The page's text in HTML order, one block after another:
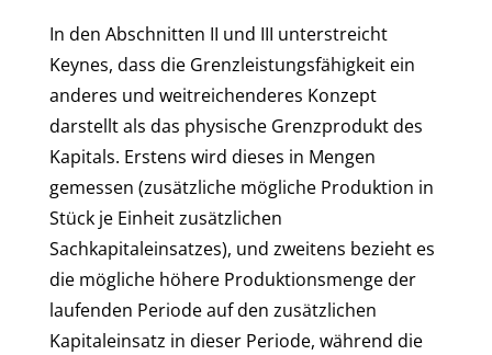
In den Abschnitten II und III unterstreicht
Keynes, dass die Grenzleistungsfähigkeit ein
anderes und weitreichenderes Konzept
darstellt als das physische Grenzprodukt des
Kapitals. Erstens wird dieses in Mengen
gemessen (zusätzliche mögliche Produktion in
Stück je Einheit zusätzlichen
Sachkapitaleinsatzes), und zweitens bezieht es
die mögliche höhere Produktionsmenge der
laufenden Periode auf den zusätzlichen
Kapitaleinsatz in dieser Periode, während die